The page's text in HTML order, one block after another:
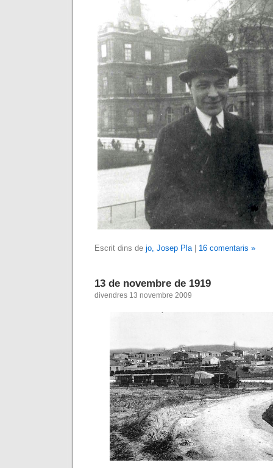
Escrit dins de jo, Josep Pla| 16 comentaris »
13 de novembre de 1919
divendres 13 novembre 2009